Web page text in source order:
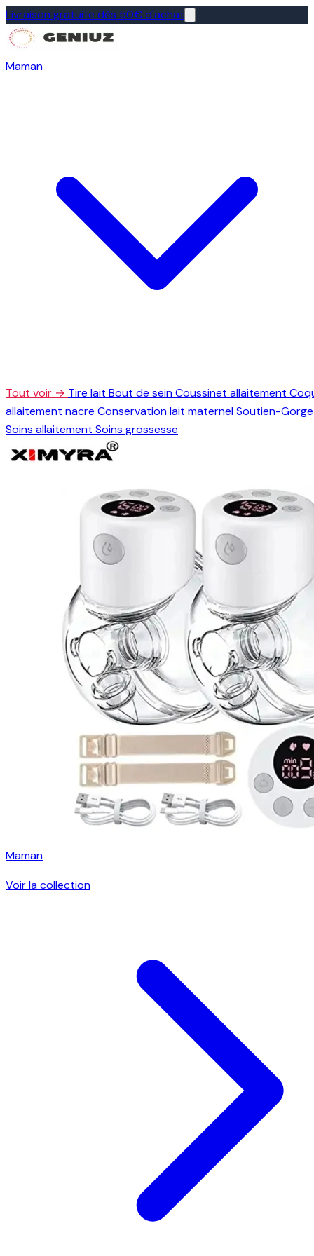
Livraison gratuite dès 50€ d'achat
Maman
Tout voir → Tire lait Bout de seinCoussinet allaitement
allaitement nacre Conservation lait maternelSoutien-
Soins allaitement Soins grossesse
Maman
Voir la collection